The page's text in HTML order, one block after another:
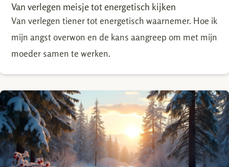
Van verlegen meisje tot energetisch kijken
Van verlegen tiener tot energetisch waarnemer. Hoe ik
mijn angst overwon en de kans aangreep om met mijn
moeder samen te werken.